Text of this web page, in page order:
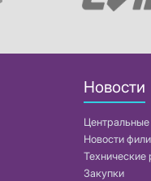
Новости
Центральные
Новости
Технические
Закупки